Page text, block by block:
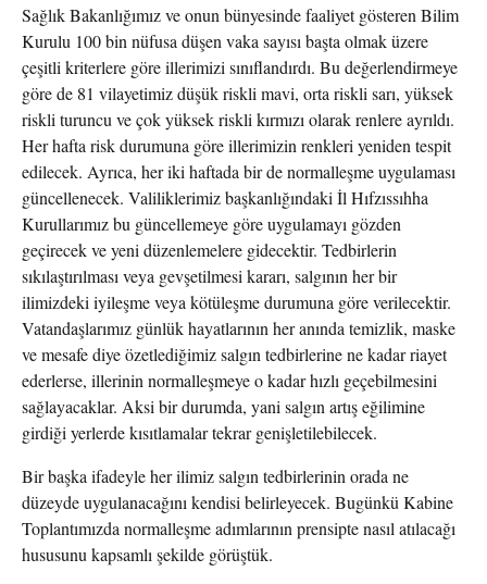
Sağlık Bakanlığımız ve onun bünyesinde faaliyet gösteren Bilim
Kurulu 100 bin nüfusa düşen vaka sayısı başta olmak üzere
çeşitli kriterlere göre illerimizi sınıflandırdı. Bu değerlendirmeye
göre de 81 vilayetimiz düşük riskli mavi, orta riskli sarı, yüksek
riskli turuncu ve çok yüksek riskli kırmızı olarak renlere ayrıldı.
Her hafta risk durumuna göre illerimizin renkleri yeniden tespit
edilecek. Ayrıca, her iki haftada bir de normalleşme uygulaması
güncellenecek. Valiliklerimiz başkanlığındaki İl Hıfzıssıhha
Kurullarımız bu güncellemeye göre uygulamayı gözden
geçirecek ve yeni düzenlemelere gidecektir. Tedbirlerin
sıkılaştırılması veya gevşetilmesi kararı, salgının her bir
ilimizdeki iyileşme veya kötüleşme durumuna göre verilecektir.
Vatandaşlarımız günlük hayatlarının her anında temizlik, maske
ve mesafe diye özetlediğimiz salgın tedbirlerine ne kadar riayet
ederlerse, illerinin normalleşmeye o kadar hızlı geçebilmesini
sağlayacaklar. Aksi bir durumda, yani salgın artış eğilimine
girdiği yerlerde kısıtlamalar tekrar genişletilebilecek.
Bir başka ifadeyle her ilimiz salgın tedbirlerinin orada ne
düzeyde uygulanacağını kendisi belirleyecek. Bugünkü Kabine
Toplantımızda normalleşme adımlarının prensipte nasıl atılacağı
hususunu kapsamlı şekilde görüştük.